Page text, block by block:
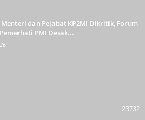
dan Pejabat KP2MI Dikritik, Forum
PMI Desak...
23732